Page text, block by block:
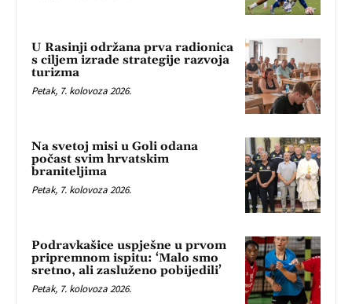
U Rasinji održana prva radionica
s ciljem izrade strategije razvoja
turizma
Petak, 7. kolovoza 2026.
Na svetoj misi u Goli odana
počast svim hrvatskim
braniteljima
Petak, 7. kolovoza 2026.
Podravkašice uspješne u prvom
pripremnom ispitu: ‘Malo smo
sretno, ali zasluženo pobijedili’
Petak, 7. kolovoza 2026.